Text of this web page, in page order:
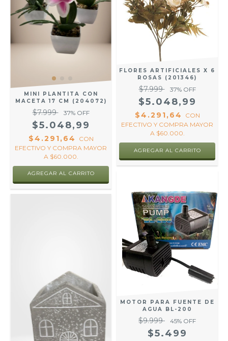
MINI PLANTITA CON
MACETA 17 CM (204072)
$7.999 37% OFF
$5.048,99
$4.291,64
CON
EFECTIVO Y COMPRA MAYOR
A $60.000.
FLORES ARTIFICIALES X 6
ROSAS (201346)
$7.999 37% OFF
$5.048,99
$4.291,64
CON
EFECTIVO Y COMPRA MAYOR
A $60.000.
MOTOR PARA FUENTE DE
AGUA BL-200
$9.999 45% OFF
$5.499